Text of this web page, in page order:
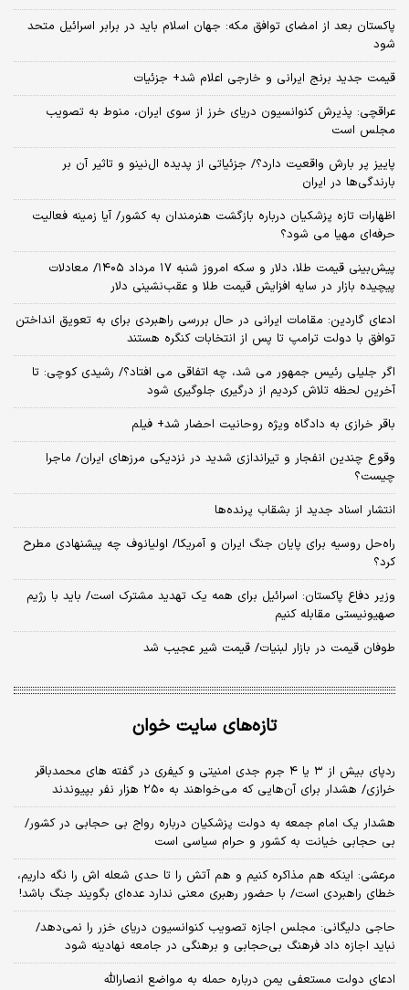
پاکستان بعد از امضای توافق مکه: جهان اسلام باید در برابر اسرائیل متحد
شود
قیمت جدید برنج ایرانی و خارجی اعلام شد+ جزئیات
عراقچی: پذیرش کنوانسیون دریای خرز از سوی ایران، منوط به تصویب
مجلس است
پاییز پر بارش واقعیت دارد؟/ جزئیاتی از پدیده ال‌نینو و تاثیر آن بر
بارندگی‌ها در ایران
اظهارات تازه پزشکیان درباره بازگشت هنرمندان به کشور/ آیا زمینه فعالیت
حرفه‌ای مهیا می شود؟
پیش‌بینی قیمت طلا، دلار و سکه امروز شنبه ۱۷ مرداد ۱۴۰۵/ معادلات
پیچیده بازار در سایه افزایش قیمت طلا و عقب‌نشینی دلار
ادعای گاردین: مقامات ایرانی در حال بررسی راهبردی برای به تعویق انداختن
توافق با دولت ترامپ تا پس از انتخابات کنگره هستند
اگر جلیلی رئیس جمهور می شد، چه اتفاقی می افتاد؟/ رشیدی کوچی: تا
آخرین لحظه تلاش کردیم از درگیری جلوگیری شود
باقر خرازی به دادگاه ویژه روحانیت احضار شد+ فیلم
وقوع چندین انفجار و تیراندازی شدید در نزدیکی مرز‌های ایران/ ماجرا
چیست؟
انتشار اسناد جدید از بشقاب پرنده‌ها
راه‌حل روسیه برای پایان جنگ ایران و آمریکا/ اولیانوف چه پیشنهادی مطرح
کرد؟
وزیر دفاع پاکستان: اسرائیل برای همه یک تهدید مشترک است/ باید با رژیم
صهیونیستی مقابله کنیم
طوفان قیمت در بازار لبنیات/ قیمت شیر عجیب شد
تازه‌های سایت خوان
ردپای بیش از ۳ یا ۴ جرم جدی امنیتی و کیفری در گفته های محمدباقر
خرازی/ هشدار برای آن‌هایی که می‌خواهند به ۲۵۰ هزار نفر بپیوندند
هشدار یک امام جمعه به دولت پزشکیان درباره رواج بی حجابی در کشور/
بی حجابی خیانت به کشور و حرام سیاسی است
مرعشی: اینکه هم مذاکره کنیم و هم آتش را تا حدی شعله اش را نگه داریم،
خطای راهبردی است/ با حضور رهبری معنی ندارد عده‌ای بگویند جنگ باشد!
حاجی دلیگانی: مجلس اجازه تصویب کنوانسیون دریای خزر را نمی‌دهد/
نباید اجازه داد فرهنگ بی‌حجابی و برهنگی در جامعه نهادینه شود
ادعای دولت مستعفی یمن درباره حمله به مواضع انصارالله